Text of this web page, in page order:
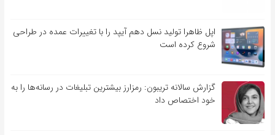
اپل ظاهرا تولید نسل دهم آیپد را با تغییرات عمده در طراحی
شروع کرده است
گزارش سالانه تریبون: رمزارز بیشترین تبلیغات در رسانه‌ها را به
خود اختصاص داد